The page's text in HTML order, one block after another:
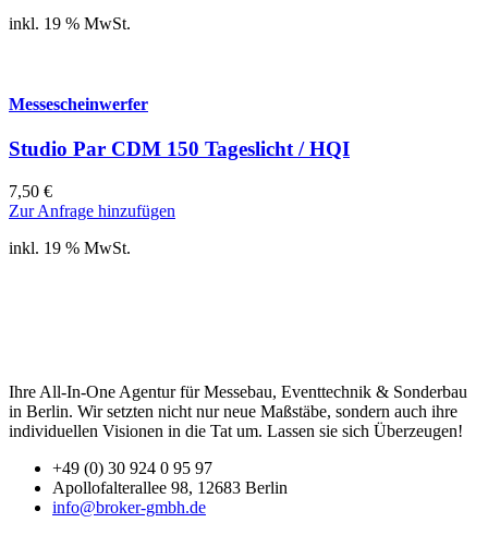
inkl. 19 % MwSt.
Messescheinwerfer
Studio Par CDM 150 Tageslicht / HQI
7,50 €
Zur Anfrage hinzufügen
inkl. 19 % MwSt.
Ihre All-In-One Agentur für Messebau, Eventtechnik & Sonderbau
in Berlin. Wir setzten nicht nur neue Maßstäbe, sondern auch ihre
individuellen Visionen in die Tat um. Lassen sie sich Überzeugen!
+49 (0) 30 924 0 95 97
Apollofalterallee 98, 12683 Berlin
info@broker-gmbh.de